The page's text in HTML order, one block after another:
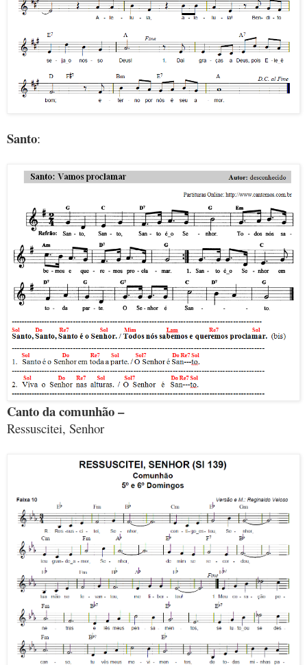
Santo:
Canto da comunhão –
Ressuscitei, Senhor